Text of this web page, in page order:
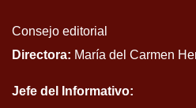
Consejo editorial
Directora: María del Carmen
Jefe del Informativo: